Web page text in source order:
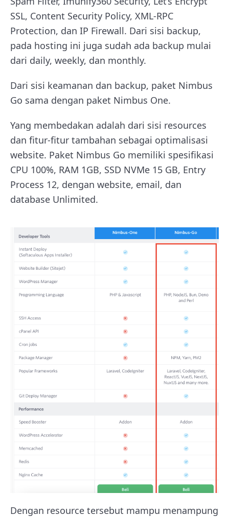
SSL, Content Security Policy, XML-RPC
Protection, dan IP Firewall. Dari sisi backup,
pada hosting ini juga sudah ada backup mulai
dari daily, weekly, dan monthly.
Dari sisi keamanan dan backup, paket Nimbus
Go sama dengan paket Nimbus One.
Yang membedakan adalah dari sisi resources
dan fitur-fitur tambahan sebagai optimalisasi
website. Paket Nimbus Go memiliki spesifikasi
CPU 100%, RAM 1GB, SSD NVMe 15 GB, Entry
Process 12, dengan website, email, dan
database Unlimited.
Dengan resource tersebut mampu menampung